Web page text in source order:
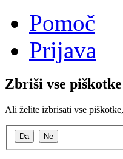
Pomoč
Prijava
Zbriši vse piškotke
Ali želite izbrisati vse